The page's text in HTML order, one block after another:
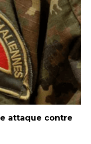
attaque contre